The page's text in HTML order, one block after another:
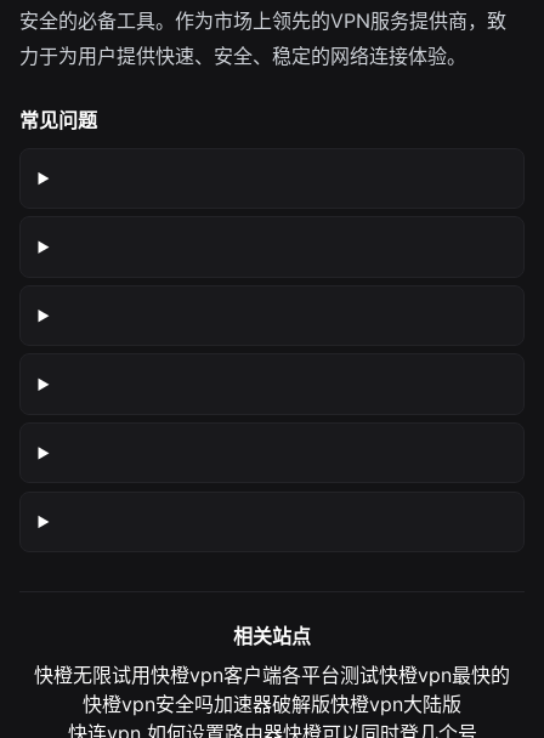
安全的必备工具。作为市场上领先的VPN服务提供商，致
力于为用户提供快速、安全、稳定的网络连接体验。
常见问题
相关站点
快橙无限试用快橙vpn客户端各平台测试快橙vpn最快的
快橙vpn安全吗加速器破解版快橙vpn大陆版
快连vpn 如何设置路由器快橙可以同时登几个号